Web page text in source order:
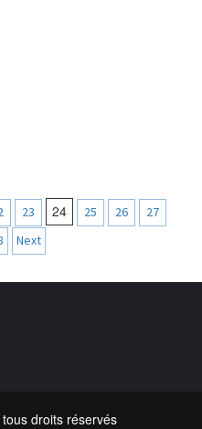
23 24 25 26 27
Next
droits réservés